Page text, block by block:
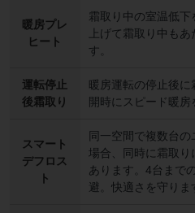
暖房プレ
ヒート
霜取り中の室温低
上げて霜取り中も
す。
運転停止
後霜取り
暖房運転の停止後
開時にスピード暖房
スマート
デフロス
ト
同一空間で複数台
場合、同時に霜取
あります。4台まで
避。快適さを守りま